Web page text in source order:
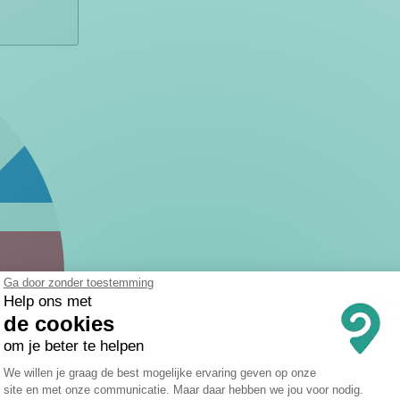
Ga door zonder toestemming
Help ons met
de cookies
om je beter te helpen
Toestemmingsbeheerplatform:
We willen je graag de best mogelijke ervaring geven op onze
site en met onze communicatie. Maar daar hebben we jou voor nodig.